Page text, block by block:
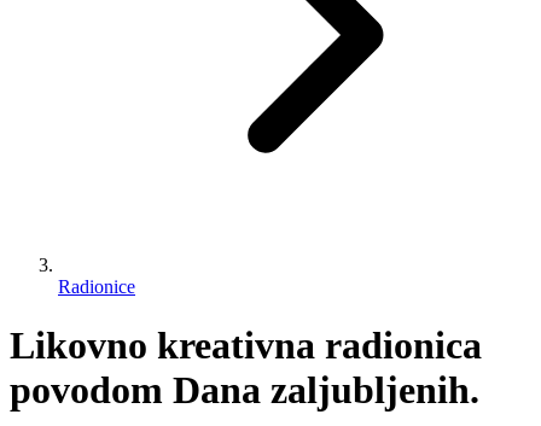
Radionice
Likovno kreativna radionica
povodom Dana zaljubljenih.